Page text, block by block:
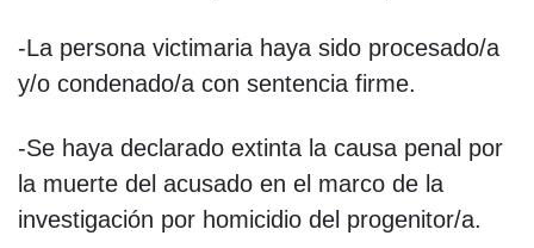
-La persona victimaria haya sido procesado/a
y/o condenado/a con sentencia firme.
-Se haya declarado extinta la causa penal por
la muerte del acusado en el marco de la
investigación por homicidio del progenitor/a.